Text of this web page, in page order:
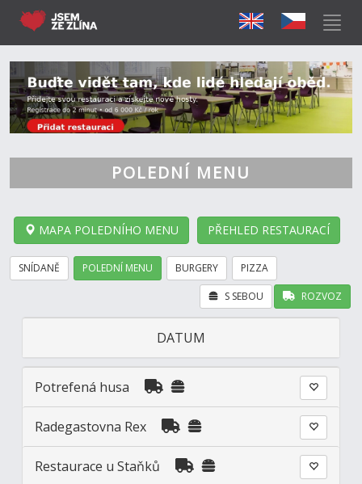
POLEDNÍ MENU
MAPA POLEDNÍHO MENU PŘEHLED RESTAURACÍ
SNÍDANĚ POLEDNÍ MENU BURGERY PIZZA
ROZVOZ
S SEBOU
DATUM
Potrefená husa
Radegastovna Rex
Restaurace u Staňků